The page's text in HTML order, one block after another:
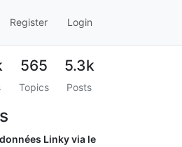
Register Login
565
Topics
5.3k
Posts
Linky via le